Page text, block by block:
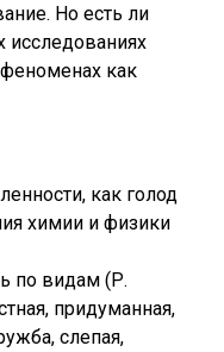
Но есть ли
исследованиях
феноменах как
как голод
химии и физики
по видам (Р.
придуманная,
слепая,